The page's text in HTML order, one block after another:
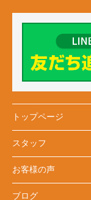
トップページ
スタッフ
お客様の声
ブログ